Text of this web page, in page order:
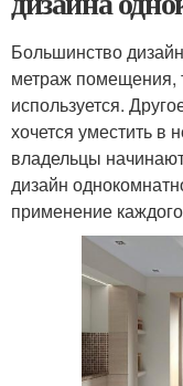
Большинство
метраж помещения,
используется.
хочется уместить в
владельцы
дизайн
применение